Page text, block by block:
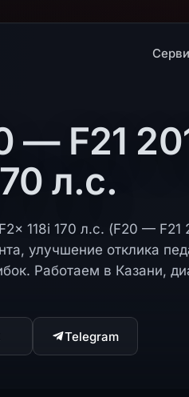
— F21
л.с.
118i 170 л.с. (F20 — F21
улучшение отклика
Работаем в Казани,
Telegram